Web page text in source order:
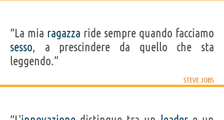
“La mia ragazza ride sempre quando facciamo
sesso, a prescindere da quello che sta
leggendo.”
STEVE JOBS